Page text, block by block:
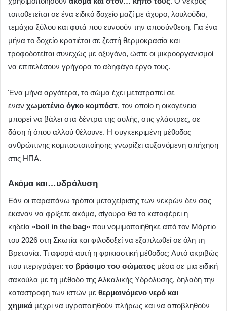
τοποθετείται σε ένα ειδικό δοχείο μαζί με άχυρο, λουλούδια,
τεμάχια ξύλου και φυτά που ευνοούν την αποσύνθεση. Για ένα
μήνα το δοχείο κρατιέται σε ζεστή θερμοκρασία και
τροφοδοτείται συνεχώς με οξυγόνο, ώστε οι μικροοργανισμοί
να επιτελέσουν γρήγορα το αδηφάγο έργο τους.
Ένα μήνα αργότερα, το σώμα έχει μετατραπεί σε
έναν χωματένιο όγκο κομπόστ, τον οποίο η οικογένεια
μπορεί να βάλει στα δέντρα της αυλής, στις γλάστρες, σε
δάση ή όπου αλλού θέλουνε. Η συγκεκριμένη μέθοδος
ανθρώπινης κομποστοποίησης γνωρίζει αυξανόμενη απήχηση
στις ΗΠΑ.
Ακόμα και…υδρόλυση
Εάν οι παραπάνω τρόποι μεταχείρισης των νεκρών δεν σας
έκαναν να φρίξετε ακόμα, σίγουρα θα το καταφέρει η
κηδεία «boil in the bag» που νομιμοποιήθηκε από τον Μάρτιο
του 2026 στη Σκωτία και φιλοδοξεί να εξαπλωθεί σε όλη τη
Βρετανία. Τι αφορά αυτή η φρικιαστική μέθοδος; Αυτό ακριβώς
που περιγράφει: το βράσιμο του σώματος μέσα σε μια ειδική
σακούλα με τη μέθοδο της Αλκαλικής Υδρόλυσης, δηλαδή την
καταστροφή των ιστών με θερμαινόμενο νερό και
χημικά μέχρι να υγροποιηθούν πλήρως και να αποβληθούν